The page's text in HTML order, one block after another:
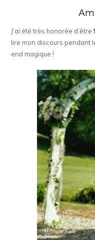
J’ai été très honorée d’être
lire mon discours pendant
end magique !